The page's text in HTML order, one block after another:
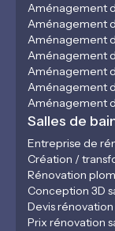
Aménagement
Aménagement
Aménagement
Aménagement
Aménagement
Aménagement
Aménagement
Salles de
Entreprise de
Création /
Rénovation
Conception 3D
Devis
Prix rénovation